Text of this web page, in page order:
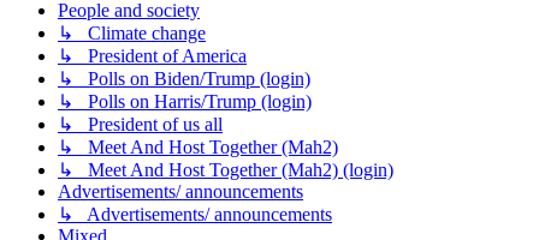
People and society
↳ Climate change
↳ President of America
↳ Polls on Biden/Trump (login)
↳ Polls on Harris/Trump (login)
↳ President of us all
↳ Meet And Host Together (Mah2)
↳ Meet And Host Together (Mah2) (login)
Advertisements/ announcements
↳ Advertisements/ announcements